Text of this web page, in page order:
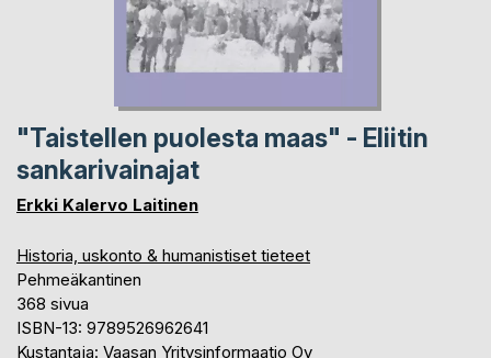
"Taistellen puolesta maas" - Eliitin
sankarivainajat
Erkki Kalervo Laitinen
Historia, uskonto & humanistiset tieteet
Pehmeäkantinen
368 sivua
ISBN-13: 9789526962641
Kustantaja: Vaasan Yritysinformaatio Oy